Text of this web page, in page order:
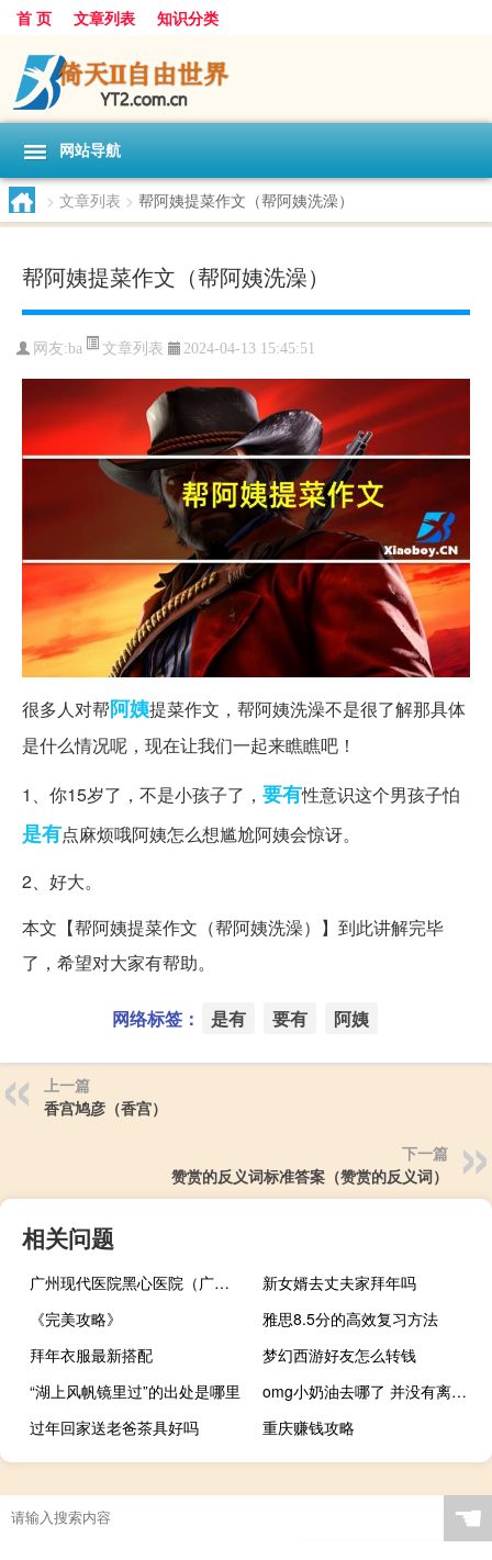
首 页 文章列表 知识分类
网站导航
> 文章列表 > 帮阿姨提菜作文（帮阿姨洗澡）
帮阿姨提菜作文（帮阿姨洗澡）
网友:ba 文章列表 2024-04-13 15:45:51
很多人对帮阿姨提菜作文，帮阿姨洗澡不是很了解那具体
是什么情况呢，现在让我们一起来瞧瞧吧！
1、你15岁了，不是小孩子了， 要有性意识这个男孩子怕
是有点麻烦哦阿姨怎么想尴尬阿姨会惊讶。
2、好大。
本文【帮阿姨提菜作文（帮阿姨洗澡）】到此讲解完毕
了，希望对大家有帮助。
网络标签： 是有 要有 阿姨
上一篇
香宫鸠彦（香宫）
下一篇
赞赏的反义词标准答案（赞赏的反义词）
相关问题
广州现代医院黑心医院（广州现代医院地址）
新女婿去丈夫家拜年吗
《完美攻略》
雅思8.5分的高效复习方法
拜年衣服最新搭配
梦幻西游好友怎么转钱
“湖上风帆镜里过”的出处是哪里
omg小奶油去哪了 并没有离队只是替补什么梗
过年回家送老爸茶具好吗
重庆赚钱攻略
☚